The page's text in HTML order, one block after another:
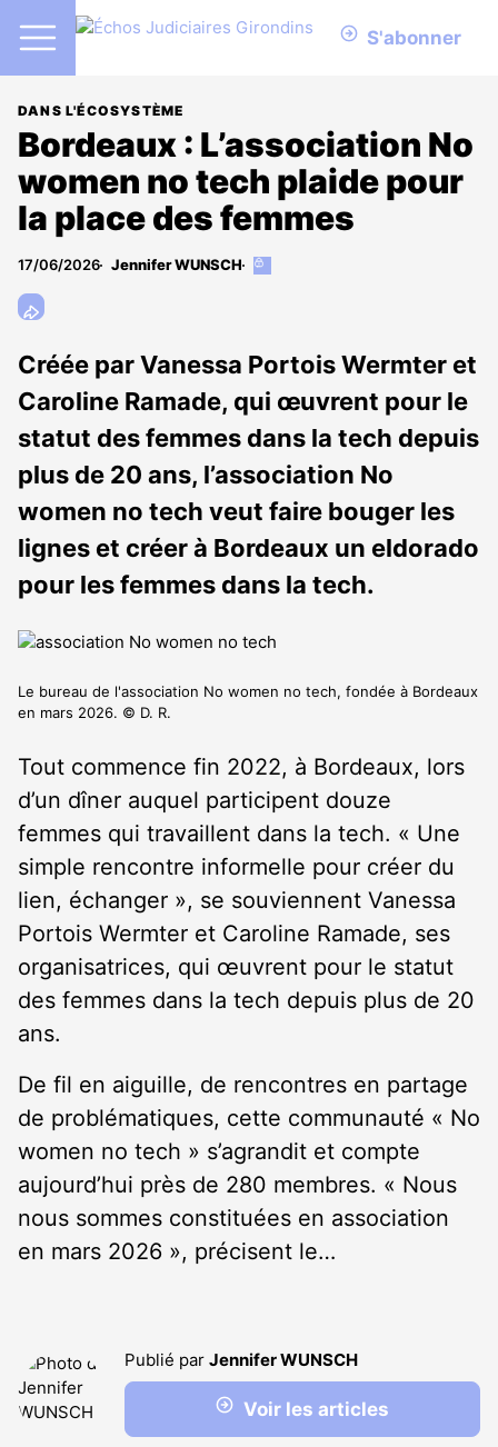
S'abonner
DANS L'ÉCOSYSTÈME
Bordeaux : L’association No
women no tech plaide pour
la place des femmes
17/06/2026 Jennifer WUNSCH
Cet
abonnés
Créée par Vanessa Portois Wermter et
Caroline Ramade, qui œuvrent pour le
statut des femmes dans la tech depuis
plus de 20 ans, l’association No
women no tech veut faire bouger les
lignes et créer à Bordeaux un eldorado
pour les femmes dans la tech.
Le bureau de l'association No women no tech, fondée à Bordeaux
en mars 2026. © D. R.
Tout commence fin 2022, à Bordeaux, lors
d’un dîner auquel participent douze
femmes qui travaillent dans la tech. « Une
simple rencontre informelle pour créer du
lien, échanger », se souviennent Vanessa
Portois Wermter et Caroline Ramade, ses
organisatrices, qui œuvrent pour le statut
des femmes dans la tech depuis plus de 20
ans.
De fil en aiguille, de rencontres en partage
de problématiques, cette communauté « No
women no tech » s’agrandit et compte
aujourd’hui près de 280 membres. « Nous
nous sommes constituées en association
en mars 2026 », précisent le…
Publié par Jennifer WUNSCH
Voir les articles